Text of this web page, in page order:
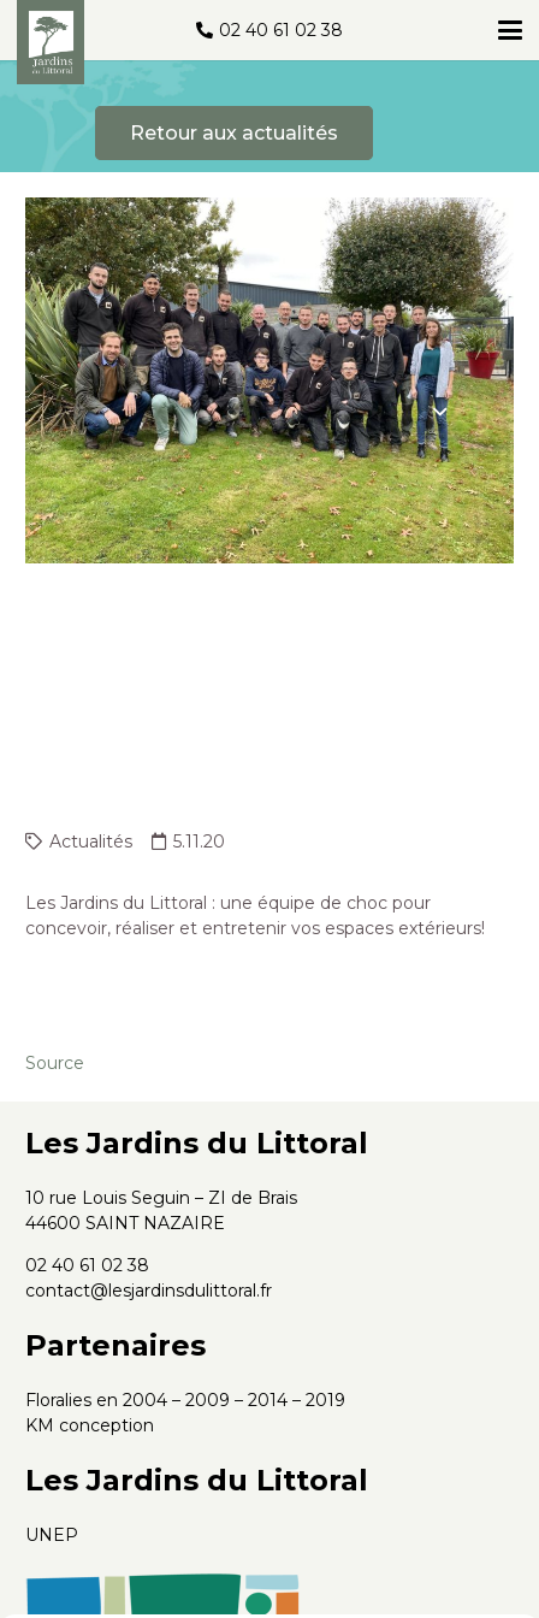
02 40 61 02 38
Retour aux actualités
Actualités 5.11.20
Les Jardins du Littoral : une équipe de choc pour
concevoir, réaliser et entretenir vos espaces extérieurs!
Source
Les Jardins du Littoral
10 rue Louis Seguin – ZI de Brais
44600 SAINT NAZAIRE
02 40 61 02 38
contact@lesjardinsdulittoral.fr
Partenaires
Floralies en 2004 – 2009 – 2014 – 2019
KM conception
Les Jardins du Littoral
UNEP